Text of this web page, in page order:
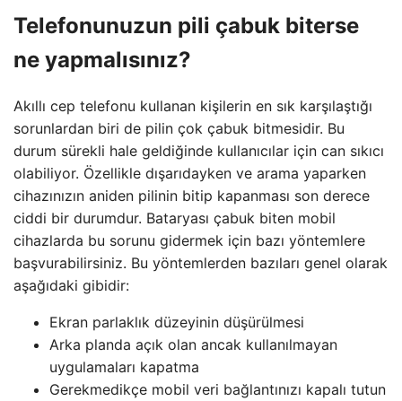
Telefonunuzun pili çabuk biterse
ne yapmalısınız?
Akıllı cep telefonu kullanan kişilerin en sık karşılaştığı
sorunlardan biri de pilin çok çabuk bitmesidir. Bu
durum sürekli hale geldiğinde kullanıcılar için can sıkıcı
olabiliyor. Özellikle dışarıdayken ve arama yaparken
cihazınızın aniden pilinin bitip kapanması son derece
ciddi bir durumdur. Bataryası çabuk biten mobil
cihazlarda bu sorunu gidermek için bazı yöntemlere
başvurabilirsiniz. Bu yöntemlerden bazıları genel olarak
aşağıdaki gibidir:
Ekran parlaklık düzeyinin düşürülmesi
Arka planda açık olan ancak kullanılmayan
uygulamaları kapatma
Gerekmedikçe mobil veri bağlantınızı kapalı tutun